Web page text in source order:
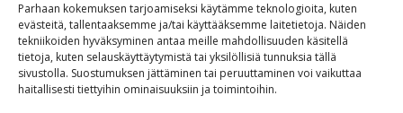
Parhaan kokemuksen tarjoamiseksi käytämme teknologioita, kuten
evästeitä, tallentaaksemme ja/tai käyttääksemme laitetietoja. Näiden
tekniikoiden hyväksyminen antaa meille mahdollisuuden käsitellä
tietoja, kuten selauskäyttäytymistä tai yksilöllisiä tunnuksia tällä
sivustolla. Suostumuksen jättäminen tai peruuttaminen voi vaikuttaa
haitallisesti tiettyihin ominaisuuksiin ja toimintoihin.
Alkuun Ryhmille Kokous & Ohjelmat